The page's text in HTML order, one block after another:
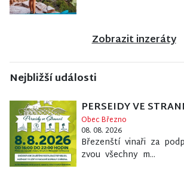
Zobrazit inzeráty
Nejbližší události
PERSEIDY VE
Obec Březno
08. 08. 2026
Březenští vinaři za
zvou všechny m...